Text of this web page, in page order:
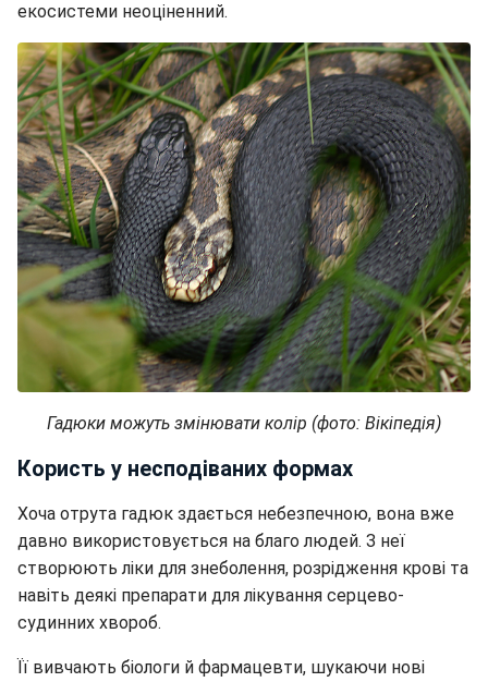
екосистеми неоціненний.
Гадюки можуть змінювати колір (фото: Вікіпедія)
Користь у несподіваних формах
Хоча отрута гадюк здається небезпечною, вона вже
давно використовується на благо людей. З неї
створюють ліки для знеболення, розрідження крові та
навіть деякі препарати для лікування серцево-
судинних хвороб.
Її вивчають біологи й фармацевти, шукаючи нові